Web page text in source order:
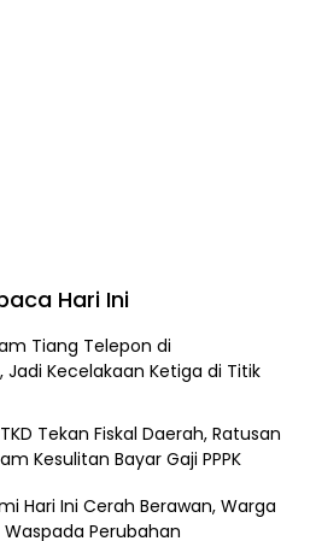
Hari Ini
Tiang Telepon di
Kecelakaan Ketiga di Titik
Tekan Fiskal Daerah, Ratusan
Kesulitan Bayar Gaji PPPK
Hari Ini Cerah Berawan, Warga
Perubahan